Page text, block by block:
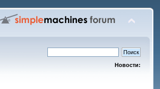
Новости: